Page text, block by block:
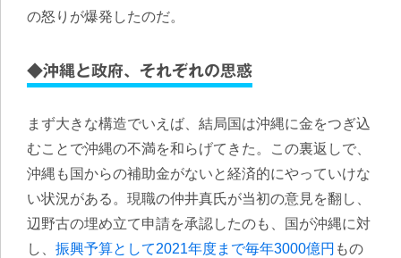
の怒りが爆発したのだ。
◆沖縄と政府、それぞれの思惑
まず大きな構造でいえば、結局国は沖縄に金をつぎ込
むことで沖縄の不満を和らげてきた。この裏返しで、
沖縄も国からの補助金がないと経済的にやっていけな
い状況がある。 現職の仲井真氏が当初の意見を翻し、
辺野古の埋め立て申請を承認したのも、国が沖縄に対
し、 振興予算として2021年度まで毎年3000億円 もの